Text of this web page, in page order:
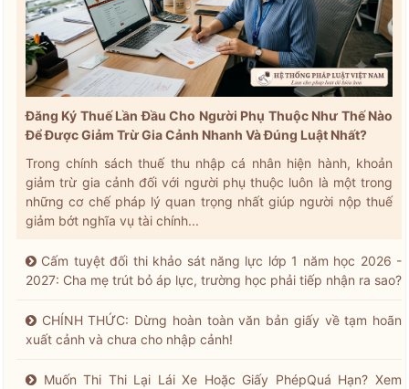
Đăng Ký Thuế Lần Đầu Cho Người Phụ Thuộc Như Thế Nào
Để Được Giảm Trừ Gia Cảnh Nhanh Và Đúng Luật Nhất?
Trong chính sách thuế thu nhập cá nhân hiện hành, khoản
giảm trừ gia cảnh đối với người phụ thuộc luôn là một trong
những cơ chế pháp lý quan trọng nhất giúp người nộp thuế
giảm bớt nghĩa vụ tài chính...
Cấm tuyệt đối thi khảo sát năng lực lớp 1 năm học 2026 -
2027: Cha mẹ trút bỏ áp lực, trường học phải tiếp nhận ra sao?
CHÍNH THỨC: Dừng hoàn toàn văn bản giấy về tạm hoãn
xuất cảnh và chưa cho nhập cảnh!
Muốn Thi Thi Lại Lái Xe Hoặc Giấy PhépQuá Hạn? Xem